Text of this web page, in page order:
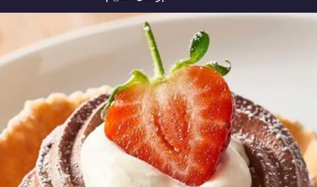
يتم
تقديم
أي
تقييمات
لهذا